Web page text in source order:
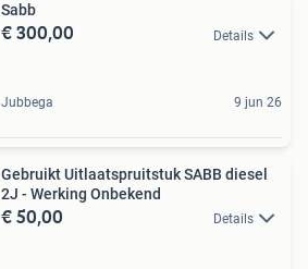
Sabb
€ 300,00 Details
Jubbega 9 jun 26
Gebruikt Uitlaatspruitstuk SABB diesel
2J - Werking Onbekend
€ 50,00 Details